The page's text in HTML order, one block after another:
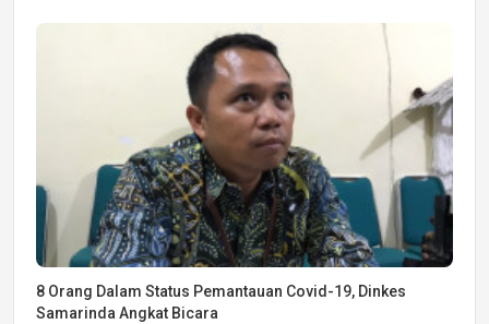
8 Orang Dalam Status Pemantauan Covid-19, Dinkes
Samarinda Angkat Bicara